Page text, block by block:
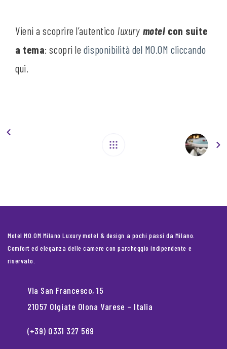
Vieni a scoprire l’autentico luxury motel con suite
a tema: scopri le disponibilità del MO.OM cliccando
qui
Motel MO.OM Milano Luxury motel & design a pochi passi da Milano.
Comfort ed eleganza delle camere con parcheggio indipendente e
riservato.
Via San Francesco, 15
21057 Olgiate Olona Varese – Italia
(+39) 0331 327 569